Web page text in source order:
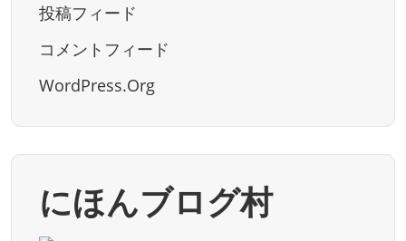
投稿フィード
コメントフィード
WordPress.org
にほんブログ村